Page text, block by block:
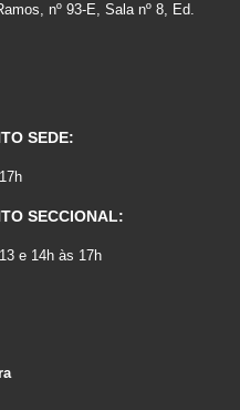
nº 93-E, Sala nº 8, Ed.
SEDE:
SECCIONAL:
e 14h às 17h